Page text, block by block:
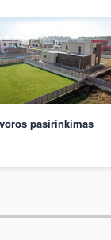
pasirinkimas